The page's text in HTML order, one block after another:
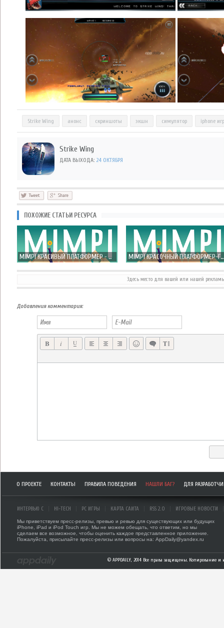
Strike Wing анонс скриншоты экшн симулятор iphone
Strike Wing
ДАТА ВЫХОДА: 24 ОКТЯБРЯ
ПОХОЖИЕ СТАТЬИ РЕСУРСА
MIMPI КРАСИВЫЙ ПЛАТФОРМЕР - ПОМОГИ ЛУЧШЕМУ ДРУГУ ЧЕЛОВЕКА! MIMPI КРАСОЧНЫЙ ПЛАТФОРМЕР-ГОЛОВОЛОМКА ОТ CRESCENT MOON GAMES
Здесь место для вашей или нашей
Добавления комментария:
О ПРОЕКТЕ КОНТАКТЫ ПРАВИЛА ПОВЕДЕНИЯ НАШЛИ БАГ? ДЛЯ
ИНТЕРВЬЮ С HI-TECH PC ИГРЫ КАРТА САЙТА RSS 2.0 ИГРОВЫЕ НОВОСТИ
Мы приветствуем пресс-релизы, превью и ревью для существующих или будущих
iPhone, iPad и iPod Touch игр. Мы не можем обещать, что ответим, но мы
сделаем все возможное, чтобы оценить каждое представленное приложение.
Пожалуйста, присылайте пресс-релизы или вопросы на: AppDaily@yandex.ru
© APPDAILY, 2014 Все права защищены. Копирование и